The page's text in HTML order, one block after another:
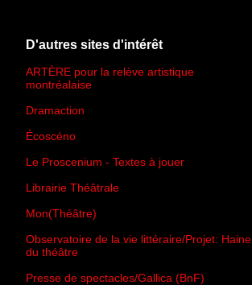
D'autres sites d'intérêt
ARTÈRE pour la relève artistique
montréalaise
Dramaction
Écoscéno
Le Proscenium - Textes à jouer
Librairie Théâtrale
Mon(Théâtre)
Observatoire de la vie littéraire/Projet: Haine
du théâtre
Presse de spectacles/Gallica (BnF)